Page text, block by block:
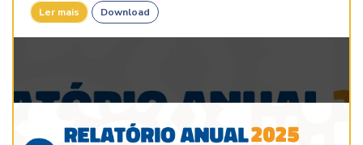
Ler mais Download